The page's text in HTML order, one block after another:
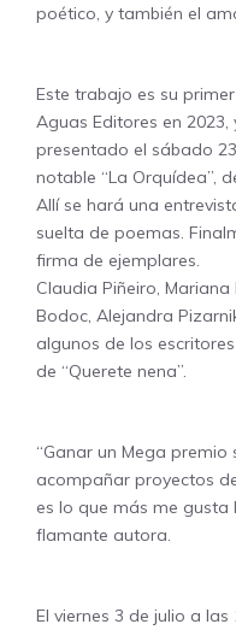
poético, y también el
Este trabajo es su
Aguas Editores en
presentado el sábado
notable “La Orquídea”,
Allí se hará una
suelta de poemas.
firma de ejemplares.
Claudia Piñeiro, Mariana
Bodoc, Alejandra
algunos de los
de “Querete nena”.
“Ganar un Mega
acompañar proyectos
es lo que más me gusta
flamante autora.
El viernes 3 de julio a